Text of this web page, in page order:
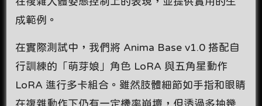
成範例。
在實際測試中，我們將 Anima Base v1.0 搭配自
行訓練的「萌芽娘」角色 LoRA 與五角星動作
LoRA 進行多卡組合。雖然肢體細節如手指和眼睛
在複雜動作下仍有一定機率崩壞，但透過多抽幾